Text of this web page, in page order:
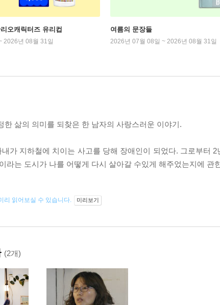
오캐릭터즈 유리컵
2026년 08월 31일
여름의 문장들
2026년 07월 08일 ~ 2026년 08월 31일
한 삶의 의미를 되찾은 한 남자의 사랑스러운 이야기.
가 지하철에 치이는 사고를 당해 장애인이 되었다. 그로부터
라는 도시가 나를 어떻게 다시 살아갈 수있게 해주었는지에 관
리 읽어보실 수 있습니다. 미리보기
(2개)